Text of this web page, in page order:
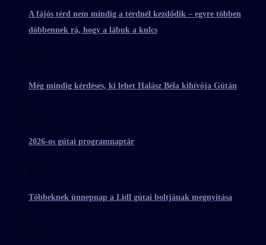
A fájós térd nem mindig a térdnél kezdődik – egyre többen
döbbennek rá, hogy a lábuk a kulcs
2
Még mindig kérdéses, ki lehet Halász Béla kihívója Gútán
3
2026-os gútai programnaptár
4
Többeknek ünnepnap a Lidl gútai boltjának megnyitása
5